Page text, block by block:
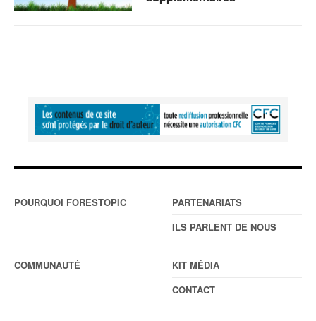
POURQUOI FORESTOPIC
PARTENARIATS
ILS PARLENT DE NOUS
COMMUNAUTÉ
KIT MÉDIA
CONTACT